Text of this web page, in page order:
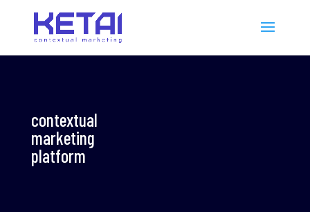
contextual
marketing
platform